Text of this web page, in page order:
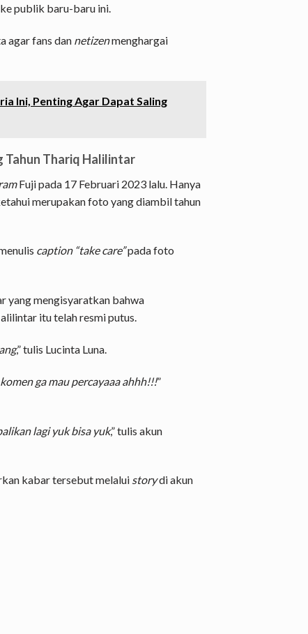
publik baru-baru ini.
agar fans dan netizenmenghargai
Ini, Penting Agar Dapat Saling
Tahun Thariq Halilintar
Fuji pada 17 Februari 2023 lalu. Hanya
merupakan foto yang diambil tahun
caption “take care”pada foto
yang mengisyaratkan bahwa
itu telah resmi putus.
,” tulis Lucinta Luna.
ga mau percayaaa ahhh!!!”
lagi yuk bisa yuk,” tulis akun
kabar tersebut melalui storydi akun